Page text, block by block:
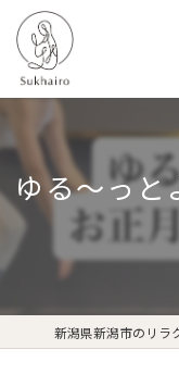
ゆる〜っと